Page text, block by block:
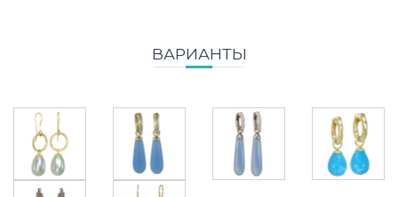
ВАРИАНТЫ